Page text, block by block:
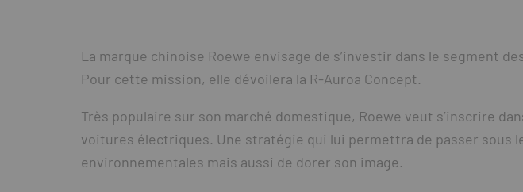
La marque chinoise Roewe envisage de s’investir dans le segment
Pour cette mission, elle dévoilera la R-Auroa Concept.
Très populaire sur son marché domestique, Roewe veut s’inscrire
voitures électriques. Une stratégie qui lui permettra de passer sous
environnementales mais aussi de dorer son image.